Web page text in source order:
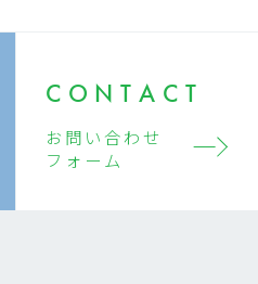
CONTACT
お問い合わせ
フォーム